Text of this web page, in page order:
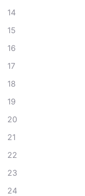
14
15
16
17
18
19
20
21
22
23
24